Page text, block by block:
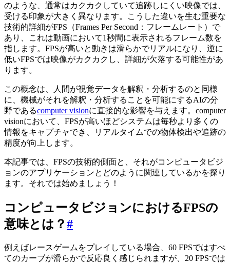
のような、通常はカクカクしていて追跡しにくい映像では、
受ける印象が大きく異なります。こうした違いを生む重要な
技術的詳細がFPS（Frames Per Second：フレームレート）で
あり、これは動画において1秒間に表示されるフレーム数を
指します。FPSが高いと動きは滑らかでリアルになり、逆に
低いFPSでは映像がカクカクし、詳細が欠落する可能性があ
ります。
この概念は、人間が視覚データを解釈・分析するのと同様
に、機械がそれを解釈・分析することを可能にするAIの分
野であるcomputer visionに直接的な影響を与えます。computer
visionにおいて、FPSが高いほどシステムは毎秒より多くの
情報をキャプチャでき、リアルタイムでの物体検出や追跡の
精度が向上します。
本記事では、FPSの技術的側面と、それがコンピュータビジ
ョンのアプリケーションとどのように関連しているかを探り
ます。それでは始めましょう！
コンピュータビジョンにおけるFPSの
意味とは？#
例えばレースゲームをプレイしている場合、60 FPSではすべ
てのカーブが滑らかで反応良く感じられますが、20 FPSでは